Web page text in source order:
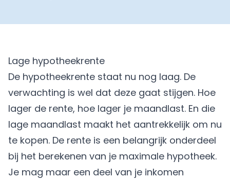
Lage hypotheekrente
De hypotheekrente staat nu nog laag. De
verwachting is wel dat deze gaat stijgen. Hoe
lager de rente, hoe lager je maandlast. En die
lage maandlast maakt het aantrekkelijk om nu
te kopen. De rente is een belangrijk onderdeel
bij het berekenen van je maximale hypotheek.
Je mag maar een deel van je inkomen